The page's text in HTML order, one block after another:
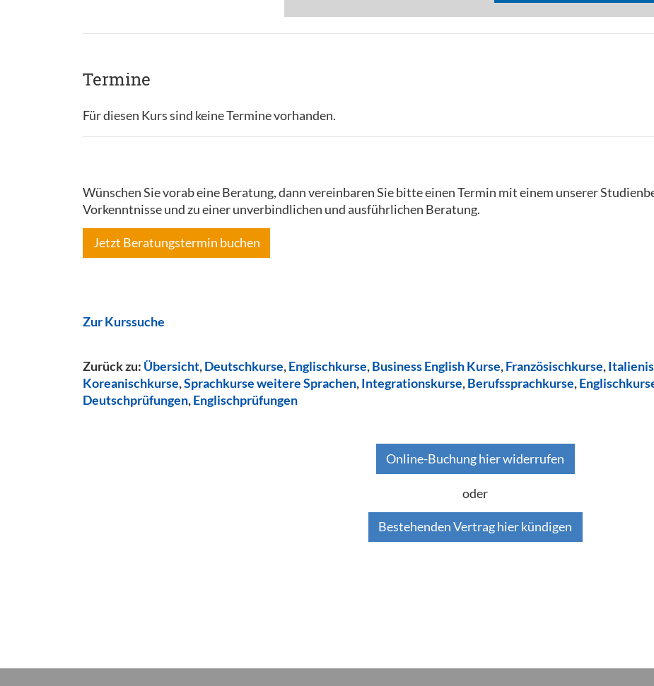
Termine
Für diesen Kurs sind keine Termine vorhanden.
Wünschen Sie vorab eine Beratung, dann vereinbaren Sie bitte einen Termin mit einem unserer
Vorkenntnisse und zu einer unverbindlichen und ausführlichen Beratung.
Jetzt Beratungstermin buchen
Zur Kurssuche
Zurück zu: Übersicht,Deutschkurse,Englischkurse,Business English Kurse,Französischkurse,
Koreanischkurse,Sprachkurse weitere Sprachen,Integrationskurse,Berufssprachkurse,
Deutschprüfungen,Englischprüfungen
Online-Buchung hier widerrufen
oder
Bestehenden Vertrag hier kündigen